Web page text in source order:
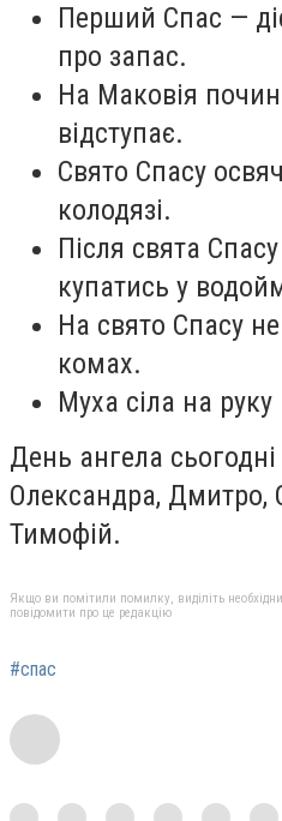
Перший Спас —
про запас.
На Маковія
відступає.
Свято Спасу
колодязі.
Після свята
купатись у
На свято Спасу
комах.
Муха сіла на
День ангела
Олександра, Дмитро,
Тимофій.
Якщо ви помітили помилку, виділіть
повідомити про це редакцію
#спас